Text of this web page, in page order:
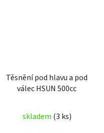
Těsnění pod hlavu a pod
válec HSUN 500cc
skladem (3 ks)